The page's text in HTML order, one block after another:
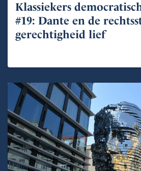
Klassiekers
#19: Dante en de
gerechtigheid lief